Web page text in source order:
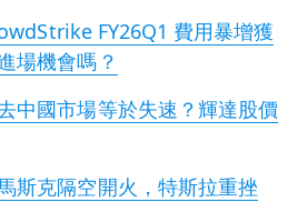
FY26Q1 費用暴增獲
場機會嗎？
中國市場等於失速？輝達股價
斯克隔空開火，特斯拉重挫